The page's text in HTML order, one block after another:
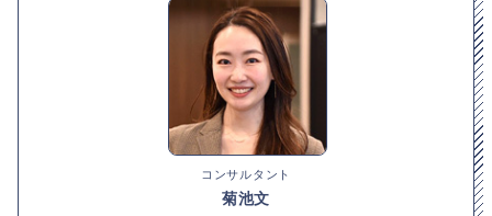
コンサルタント
菊池文